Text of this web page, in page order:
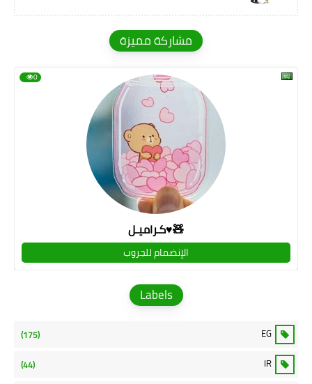
مشاركة مميزة
كـراميـل♥🧸
0
الإنضمام للجروب
Labels
EG
(175)
IR
(44)